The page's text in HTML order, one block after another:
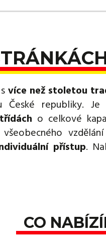
více než stoletou
České republiky. Je
o celkové
přístup.
CO